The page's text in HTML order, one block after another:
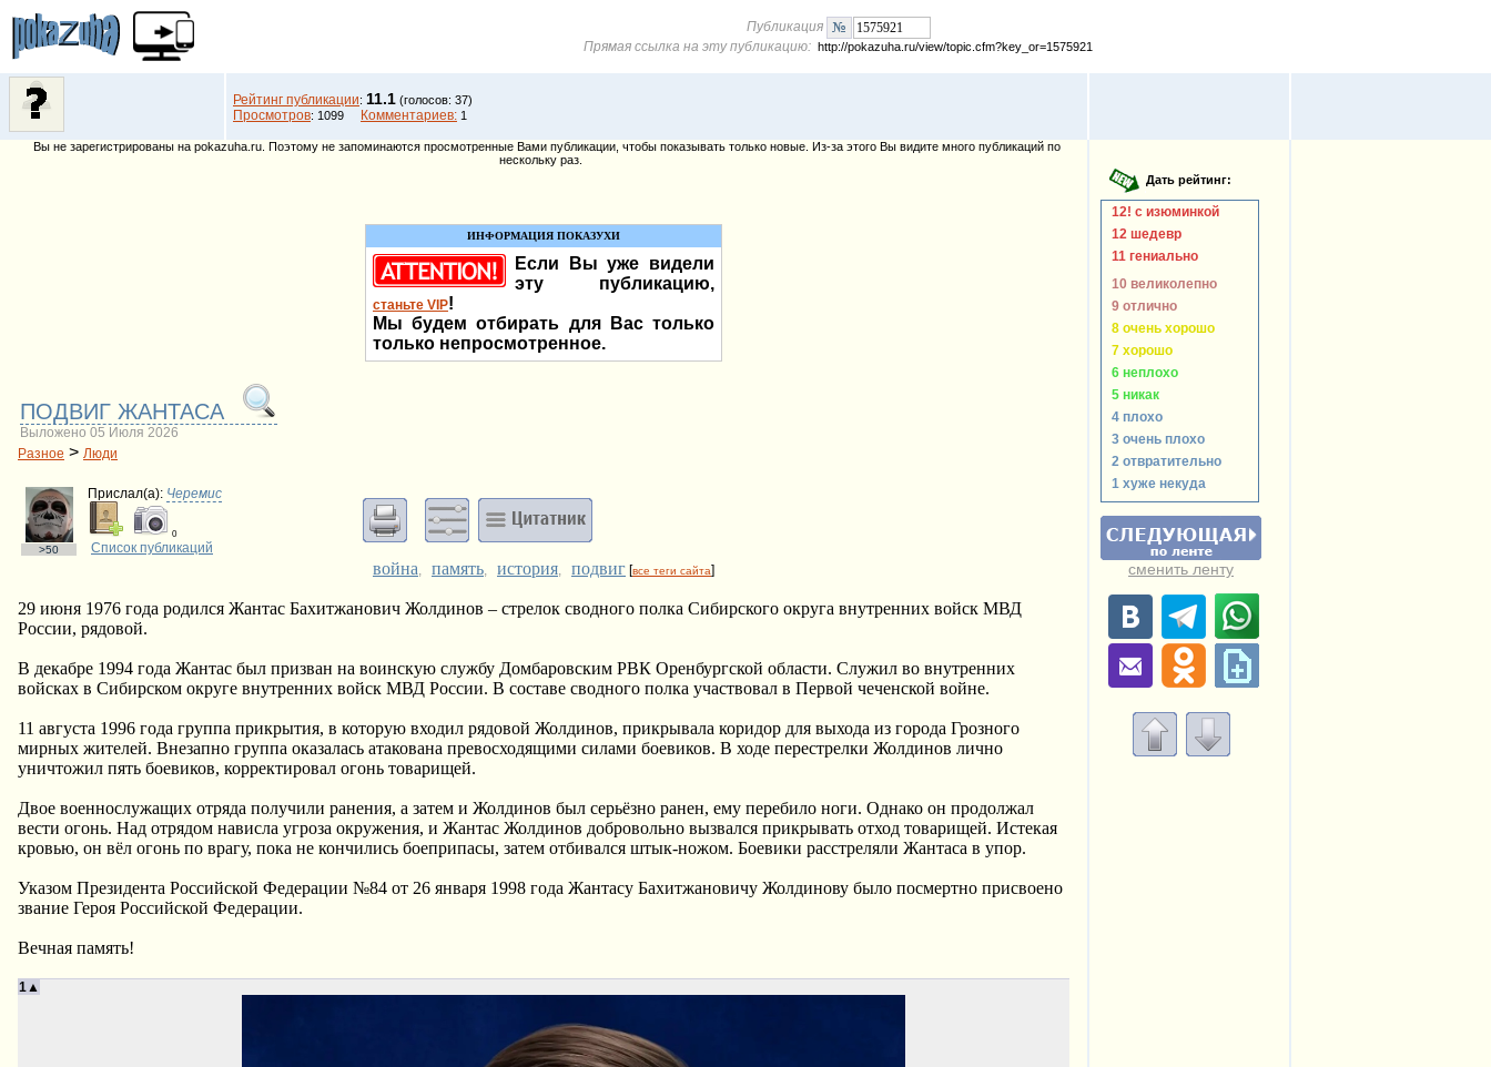
Публикация
Прямая ссылка на эту публикацию: http://pokazuha.ru/view/topic.cfm?key_or=1575921
Рейтинг публикации: 11.1 (голосов: 37)
Просмотров: 1099 Комментариев: 1
Вы не зарегистрированы на pokazuha.ru. Поэтому не запоминаются просмотренные Вами публикации, чтобы показывать только новые. Из-за этого Вы видите много публикаций по
нескольку раз.
ИНФОРМАЦИЯ ПОКАЗУХИ
Если Вы уже видели
эту публикацию,
станьте VIP!
Мы будем отбирать для Вас только
только непросмотренное.
ПОДВИГ ЖАНТАСА
Выложено 05 Июля 2026
Разное > Люди
>50
Прислал(a): Черемис
0
Список публикаций
война, память, история, подвиг [все теги сайта]
29 июня 1976 года родился Жантас Бахитжанович Жолдинов – стрелок сводного полка Сибирского округа внутренних войск МВД
России, рядовой.
В декабре 1994 года Жантас был призван на воинскую службу Домбаровским РВК Оренбургской области. Служил во внутренних
войсках в Сибирском округе внутренних войск МВД России. В составе сводного полка участвовал в Первой чеченской войне.
11 августа 1996 года группа прикрытия, в которую входил рядовой Жолдинов, прикрывала коридор для выхода из города Грозного
мирных жителей. Внезапно группа оказалась атакована превосходящими силами боевиков. В ходе перестрелки Жолдинов лично
уничтожил пять боевиков, корректировал огонь товарищей.
Двое военнослужащих отряда получили ранения, а затем и Жолдинов был серьёзно ранен, ему перебило ноги. Однако он продолжал
вести огонь. Над отрядом нависла угроза окружения, и Жантас Жолдинов добровольно вызвался прикрывать отход товарищей. Истекая
кровью, он вёл огонь по врагу, пока не кончились боеприпасы, затем отбивался штык-ножом. Боевики расстреляли Жантаса в упор.
Указом Президента Российской Федерации №84 от 26 января 1998 года Жантасу Бахитжановичу Жолдинову было посмертно присвоено
звание Героя Российской Федерации.
Вечная память!
1▲
12! с изюминкой
12 шедевр
11 гениально
10 великолепно
9 отлично
8 очень хорошо
7 хорошо
6 неплохо
5 никак
4 плохо
3 очень плохо
2 отвратительно
1 хуже некуда
сменить ленту